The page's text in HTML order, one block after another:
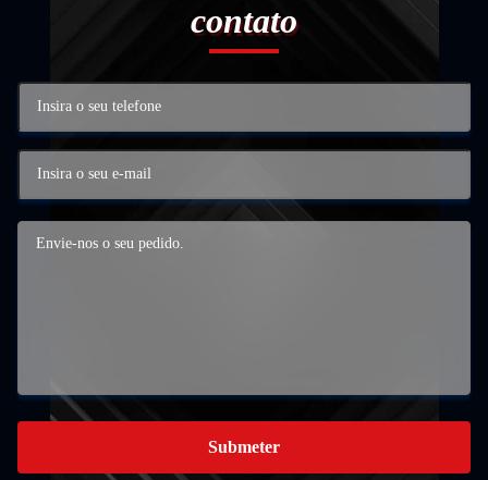
contato
Submeter